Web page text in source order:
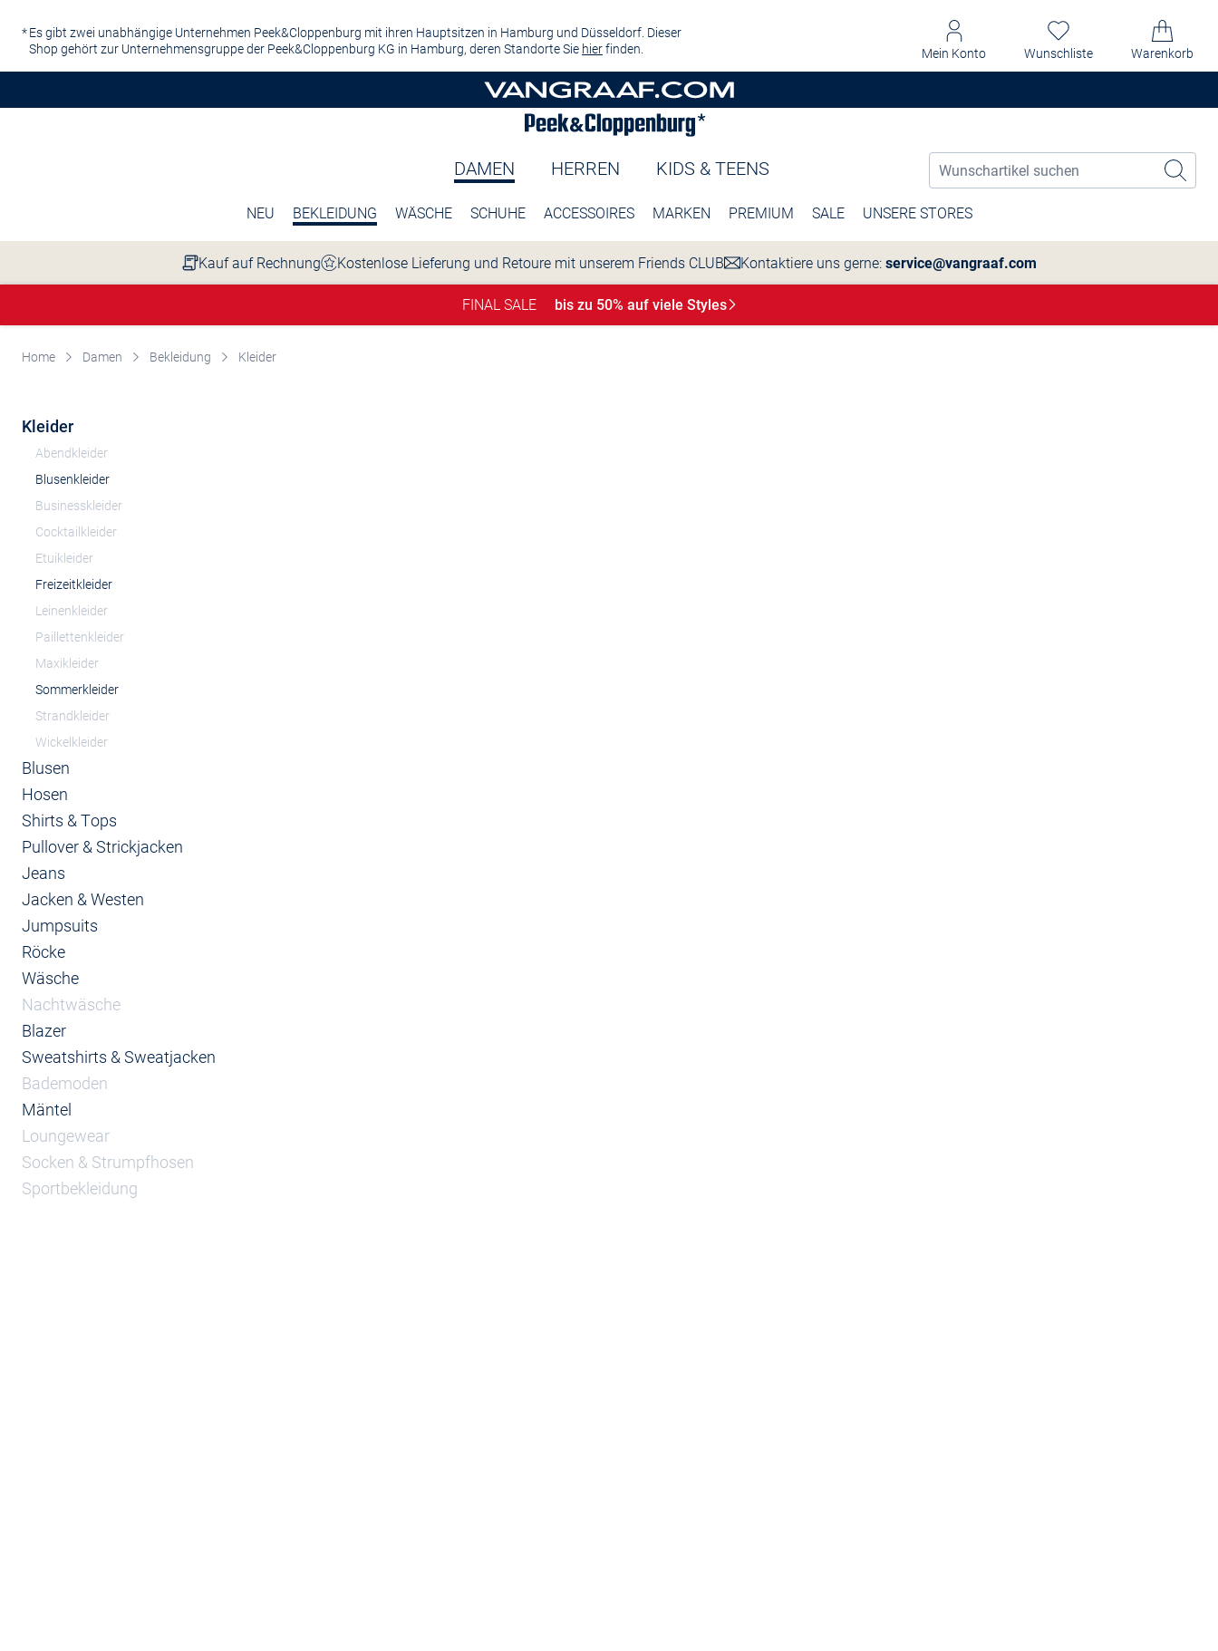
Es gibt zwei unabhängige Unternehmen Peek&Cloppenburg mit ihren Hauptsitzen in Hamburg und Düsseldorf. Dieser
Shop gehört zur Unternehmensgruppe der Peek&Cloppenburg KG in Hamburg, deren Standorte Sie hierfinden. Mein Konto Wunschliste Warenkorb
DAMEN HERREN KIDS & TEENS
NEU BEKLEIDUNG WÄSCHE SCHUHE ACCESSOIRES MARKEN PREMIUM SALE UNSERE STORES
Kauf auf Rechnung Kostenlose Lieferung und Retoure mit unserem Friends CLUB Kontaktiere uns gerne: service@vangraaf.com
FINAL SALE bis zu 50% auf viele Styles
Home Damen Bekleidung Kleider
Kleider
Abendkleider
Blusenkleider
Businesskleider
Cocktailkleider
Etuikleider
Freizeitkleider
Leinenkleider
Paillettenkleider
Maxikleider
Sommerkleider
Strandkleider
Wickelkleider
Blusen
Hosen
Shirts & Tops
Pullover & Strickjacken
Jeans
Jacken & Westen
Jumpsuits
Röcke
Wäsche
Nachtwäsche
Blazer
Sweatshirts & Sweatjacken
Bademoden
Mäntel
Loungewear
Socken & Strumpfhosen
Sportbekleidung